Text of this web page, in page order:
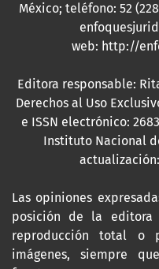
México; teléfono: 52
web: http://
Editora responsable:
Derechos al Uso
e ISSN electrónico:
Instituto Nacional
Las opiniones
posición de la
reproducción total o
imágenes, siempre